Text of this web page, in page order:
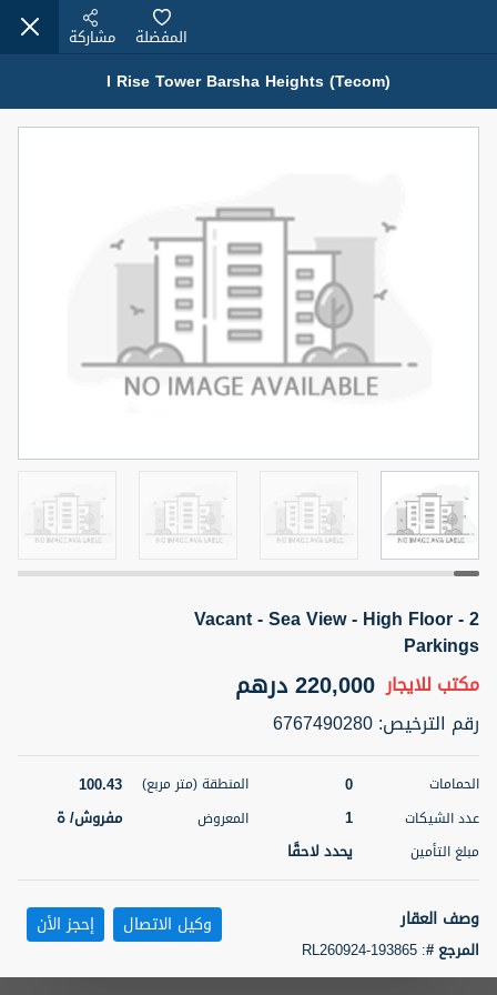
Modern Renovated Unit Near Marina Metro Station
95,000 درهم
سرير
1
حمام
1
المنطقة (متر
70.03
المعروض الشيكات
اسم الوسيط
NILOOFAR ABBAS VAKIL
رقم الوسيط
أتصل الأن
5 أشهر +
ELBRUS TOWER UNIT 2701 ON RENT
شقةللإيجار
سرير
1
71.39
الشيكات
اسم الوسيط
ABDEMANAF EQBALBHAI KHANBHAI
KHANBHAI EQBALBHAI SIRAJUDDIN
أتصل
الأن
5 أشهر +
I Rise Tower Barsha Heights (Tecom)
المفضلة مشاركة
Vacant - Sea View - High Floor - 2
Parkings
مكتب للايجار 220,000 درهم
رقم الترخيص:
6767490280
الحمامات 0 المنطقة (متر مربع) 100.43
عدد الشيكات 1 المعروض مفروش/ ة
مبلغ التأمين يحدد لاحقًا
وصف العقار
المرجع #:
RL260924-193865
وكيل الاتصال إحجز الأن تصفية المفضلة خريطة